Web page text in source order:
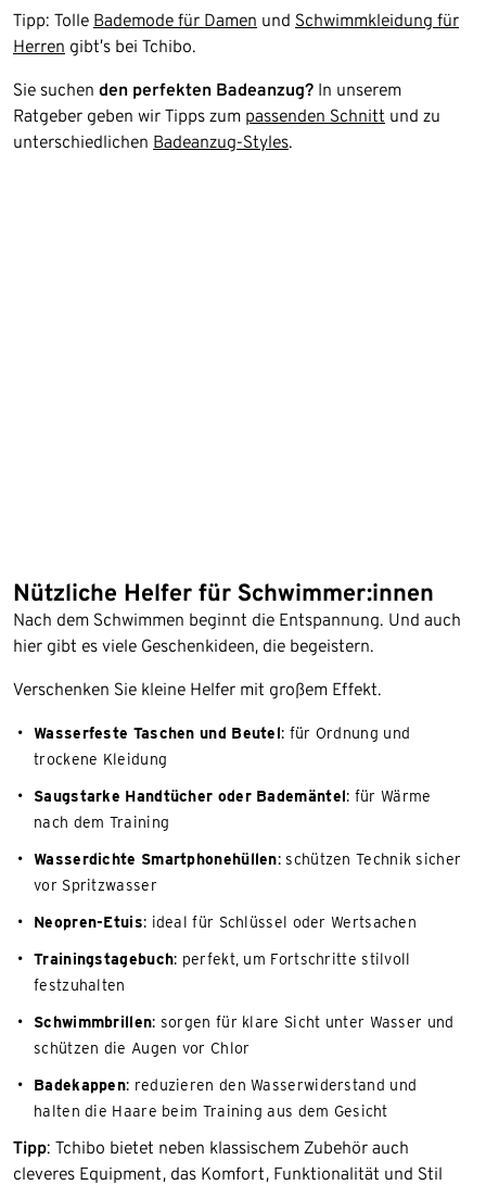
Tipp: Tolle Bademode für Damen und Schwimmkleidung für
Herren gibt’s bei Tchibo.
Sie suchen den perfekten Badeanzug? In unserem
Ratgeber geben wir Tipps zum passenden Schnitt und zu
unterschiedlichen Badeanzug-Styles.
Nützliche Helfer für Schwimmer:innen
Nach dem Schwimmen beginnt die Entspannung. Und auch
hier gibt es viele Geschenkideen, die begeistern.
Verschenken Sie kleine Helfer mit großem Effekt.
Wasserfeste Taschen und Beutel: für Ordnung und
trockene Kleidung
Saugstarke Handtücher oder Bademäntel: für Wärme
nach dem Training
Wasserdichte Smartphonehüllen: schützen Technik sicher
vor Spritzwasser
Neopren-Etuis: ideal für Schlüssel oder Wertsachen
Trainingstagebuch: perfekt, um Fortschritte stilvoll
festzuhalten
Schwimmbrillen: sorgen für klare Sicht unter Wasser und
schützen die Augen vor Chlor
Badekappen: reduzieren den Wasserwiderstand und
halten die Haare beim Training aus dem Gesicht
Tipp: Tchibo bietet neben klassischem Zubehör auch
cleveres Equipment, das Komfort, Funktionalität und Stil